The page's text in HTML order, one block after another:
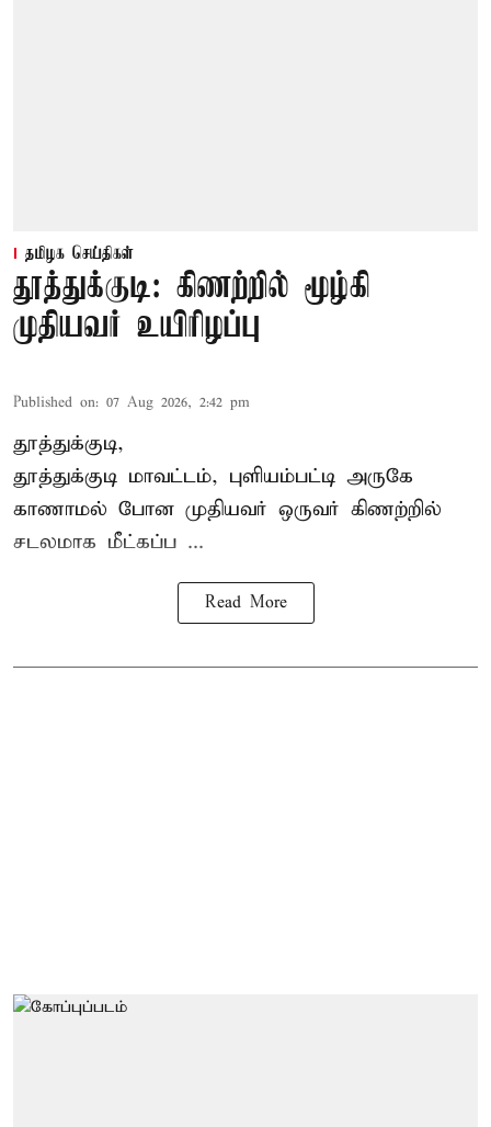
தமிழக செய்திகள்
தூத்துக்குடி: கிணற்றில் மூழ்கி
முதியவர் உயிரிழப்பு
Published on: 07 Aug 2026, 2:42 pm
தூத்துக்குடி,
தூத்துக்குடி மாவட்டம், புளியம்பட்டி அருகே
காணாமல் போன முதியவர் ஒருவர் கிணற்றில்
சடலமாக மீட்கப்ப ...
Read More